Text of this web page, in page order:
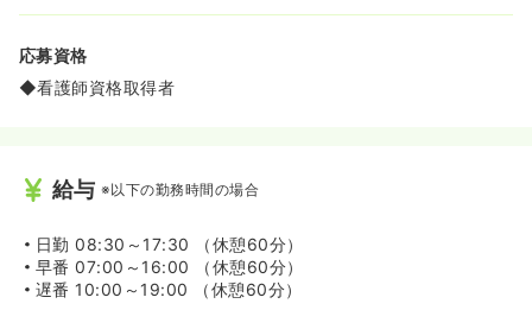
応募資格
◆看護師資格取得者
給与 ※以下の勤務時間の場合
日勤 08:30～17:30 （休憩60分）
早番 07:00～16:00 （休憩60分）
遅番 10:00～19:00 （休憩60分）